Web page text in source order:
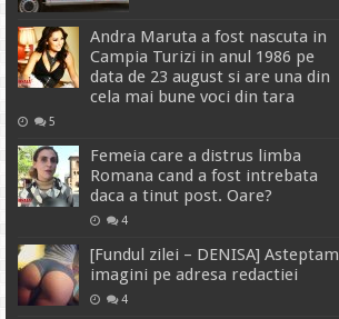
Andra Maruta a fost nascuta in
Campia Turizi in anul 1986 pe
data de 23 august si are una din
cela mai bune voci din tara
5
Femeia care a distrus limba
Romana cand a fost intrebata
daca a tinut post. Oare?
4
[Fundul zilei – DENISA] Asteptam
imagini pe adresa redactiei
4